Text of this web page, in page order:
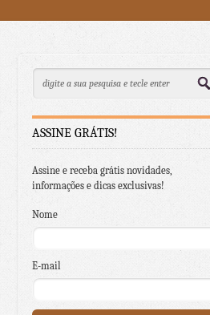
ASSINE GRÁTIS!
Assine e receba grátis novidades,
informações e dicas exclusivas!
Nome
E-mail